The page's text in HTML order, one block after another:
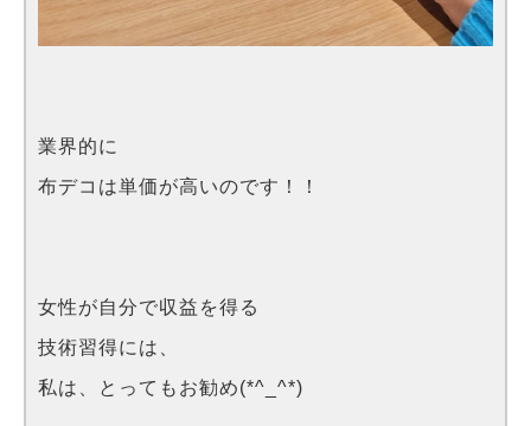
業界的に
布デコは単価が高いのです！！
女性が自分で収益を得る
技術習得には、
私は、とってもお勧め(*^_^*)